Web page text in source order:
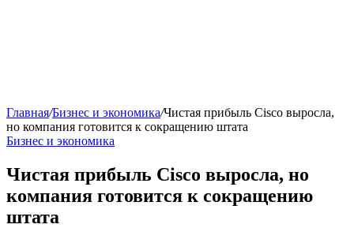
Главная/Бизнес и экономика/Чистая прибыль Cisco выросла,
но компания готовится к сокращению штата
Бизнес и экономика
Чистая прибыль Cisco выросла, но
компания готовится к сокращению
штата